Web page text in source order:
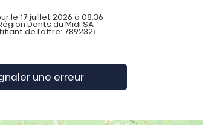
le 17 juillet 2026 à 08:36
Dents du Midi SA
de l'offre: 789232)
une erreur